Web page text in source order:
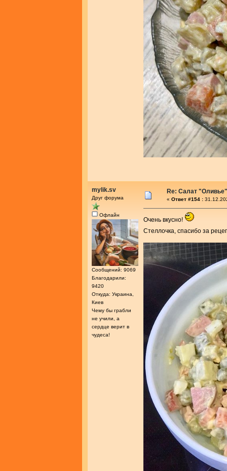
mylik.sv
Друг форума
Офлайн
Сообщений: 9069
Благодарили:
9420
Откуда: Украина,
Киев
Чему бы грабли
не учили, а
сердце верит в
чудеса!
Re: Салат "Оливье"
« Ответ #154 :
Очень вкусно!
Стеллочка, спасибо за